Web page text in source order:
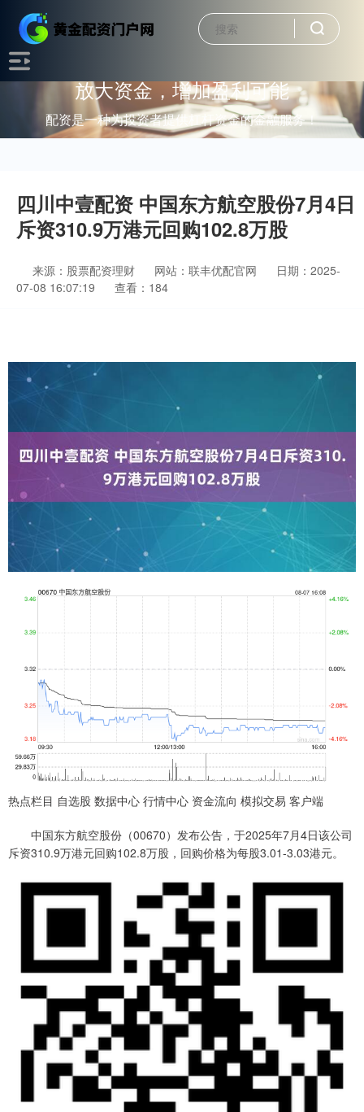
放大资金，增加盈利可能
配资是一种为投资者提供杠杆资金的金融服务！
四川中壹配资 中国东方航空股份7月4日
斥资310.9万港元回购102.8万股
来源：股票配资理财 网站：联丰优配官网
日期：2025-
07-08 16:07:19
查看：184
热点栏目 自选股 数据中心 行情中心 资金流向 模拟交易 客户端
中国东方航空股份（00670）发布公告，于2025年7月4日该公司
斥资310.9万港元回购102.8万股，回购价格为每股3.01-3.03港元。